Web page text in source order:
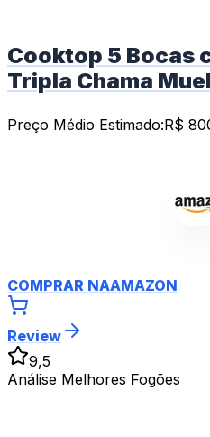
Cooktop 5 Bocas
Tripla Chama
Preço Médio Estimado:R$
COMPRAR NAAMAZON
Review
9,5
Análise Melhores Fogões